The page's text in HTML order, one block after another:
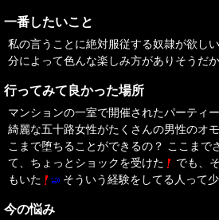
一番したいこと
私の言うことに絶対服従する奴隷が欲しい
分によって色んな楽しみ方がありそうだ
行ってみて良かった場所
マンションの一室で開催されたパーティ
綺麗な五十路女性がたくさんの男性のオ
こまで堕ちることができるの？ ここまで
て、ちょっとショックを受けた
でも、
もいた
そういう経験をしてる人って
今の悩み